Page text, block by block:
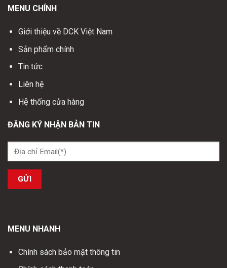
MENU CHÍNH
Giới thiệu về DCK Việt Nam
Sản phẩm chính
Tin tức
Liên hệ
Hệ thống cửa hàng
ĐĂNG KÝ NHẬN BẢN TIN
MENU NHANH
Chính sách bảo mật thông tin